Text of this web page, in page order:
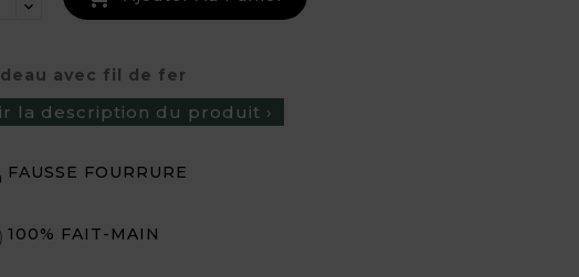
avec fil de fer
la description du produit ›
FAUSSE FOURRURE
100% FAIT-MAIN